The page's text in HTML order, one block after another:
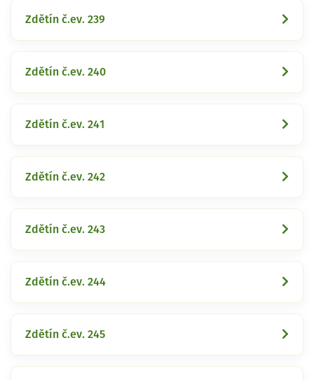
Zdětín č.ev. 239
Zdětín č.ev. 240
Zdětín č.ev. 241
Zdětín č.ev. 242
Zdětín č.ev. 243
Zdětín č.ev. 244
Zdětín č.ev. 245